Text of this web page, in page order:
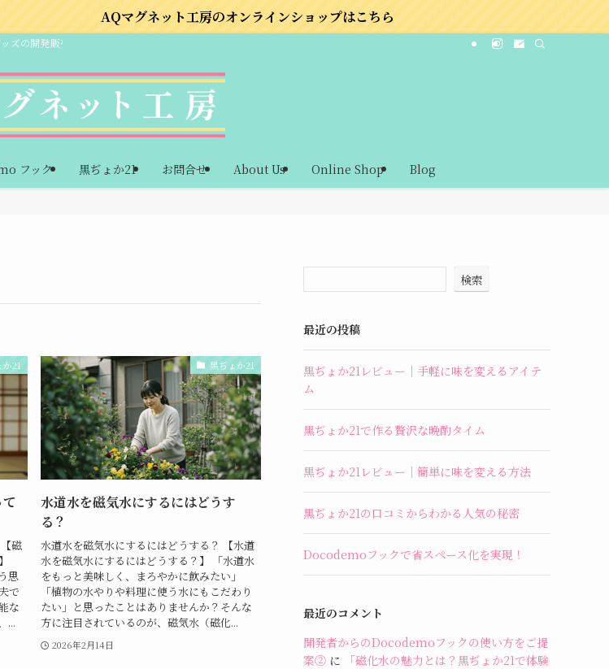
マグネット工房のオンラインショップはこちら
ズの開発販売
フック 黒ぢょか21 お問合せ About Us Online Shop Blog
21
磁
思
で
な
...
黒ぢょか21
水道水を磁気水にするにはどうす
る？
水道水を磁気水にするにはどうする？ 【水道
水を磁気水にするにはどうする？】 「水道水
をもっと美味しく、まろやかに飲みたい」
「植物の水やりや料理に使う水にもこだわり
たい」と思ったことはありませんか？そんな
方に注目されているのが、磁気水（磁化...
2026年2月14日
検索
最近の投稿
黒ぢょか21レビュー｜手軽に味を変えるアイテ
ム
黒ぢょか21で作る贅沢な晩酌タイム
黒ぢょか21レビュー｜簡単に味を変える方法
黒ぢょか21の口コミからわかる人気の秘密
Docodemoフックで省スペース化を実現！
最近のコメント
開発者からのDocodemoフックの使い方をご提
案② に
「磁化水の魅力とは？黒ぢょか21で体験